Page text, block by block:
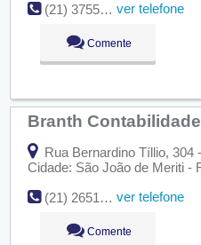
(21) 3755-8936
ver telefone
Comente
Branth Contabilidade
Rua Bernardino Tíllio, 304
Cidade: São João de Meriti -
(21) 2651-6333
ver telefone
Comente